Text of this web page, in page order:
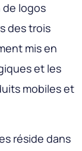
logos
des trois
mis en
et les
mobiles et
réside dans